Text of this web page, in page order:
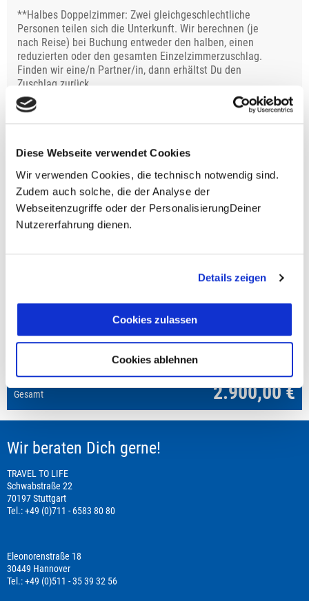
Diese Webseite verwendet Cookies
Wir verwenden Cookies, die technisch notwendig sind.
Zudem auch solche, die der Analyse der
Webseitenzugriffe oder der PersonalisierungDeiner
Nutzererfahrung dienen.
Details zeigen
Cookies zulassen
Cookies ablehnen
**Halbes Doppelzimmer: Zwei gleichgeschlechtliche
Personen teilen sich die Unterkunft. Wir berechnen (je
nach Reise) bei Buchung entweder den halben, einen
reduzierten oder den gesamten Einzelzimmerzuschlag.
Finden wir eine/n Partner/in, dann erhältst Du den
Zuschlag zurück.
Unsere Reisen und Seminare sind nicht barrierefrei.
Fragen zur Buchung?
+49 (0)711 - 6583 80 80
Preisvorschau
2.900,00 €
Angebot Vermittlung des internationalen Fluges
Gesamt 2.900,00 €
Wir beraten Dich gerne!
TRAVEL TO LIFE
Schwabstraße 22
70197 Stuttgart
Tel.: +49 (0)711 - 6583 80 80
Eleonorenstraße 18
30449 Hannover
Tel.: +49 (0)511 - 35 39 32 56